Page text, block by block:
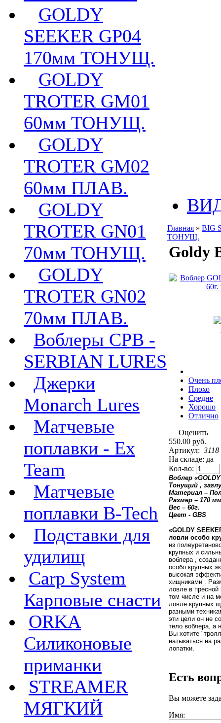
GOLDY
SEEKER GP04
170мм ТОНУЩ.
GOLDY
TROTER GM01
60мм ТОНУЩ.
GOLDY
TROTER GM02
60мм ПЛАВ.
GOLDY
TROTER GN01
70мм ТОНУЩ.
GOLDY
TROTER GN02
70мм ПЛАВ.
Воблеры СРВ -
SERBIAN LURES
Джерки
Monarch Lures
Матчевые
поплавки - Ex
Team
Матчевые
поплавки B-Tech
Подставки для
удилищ
Carp System
Карповые снасти
ORKA
Силиконовые
приманки
STREAMER
МЯГКИЙ
Главная » BIG
ТОНУЩ.
Goldy
Очень
Плохо
Средне
Хорошо
Отлично
Оценить
550.00 руб.
Артикул: 3118
На складе: да
Кол-во:
Воблер «GOLDY
Тонущий ,
Материал –
Размер – 170 м
Вес – 60г.
Цвет - GBS
«GOLDY
ловли особо
из
крупных и
воблера ,
особо крупных
высокая
хищниками .
ловле в
том числе и на
ловле крупных
разными
эти цели он не
тело воблера, а
Вы хотите
натыкаться на
лопатки.
Есть
Вы можете
Имя: